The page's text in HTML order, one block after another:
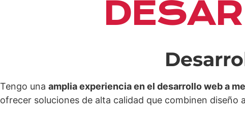
Tengo una amplia experiencia en el desarrollo web a
ofrecer soluciones de alta calidad que combinen diseño